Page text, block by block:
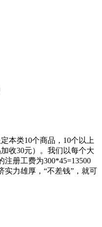
本类10个商品，10个以上
收30元）。我们以每个大
注册工费为300*45=13500
实力雄厚，“不差钱”，就可